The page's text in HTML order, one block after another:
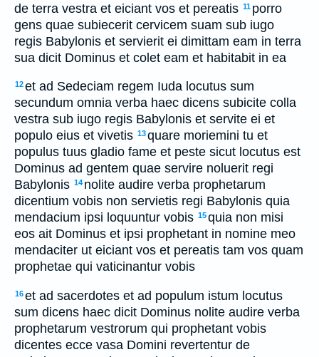
de terra vestra et eiciant vos et pereatis 11 porro
gens quae subiecerit cervicem suam sub iugo
regis Babylonis et servierit ei dimittam eam in terra
sua dicit Dominus et colet eam et habitabit in ea
12et ad Sedeciam regem Iuda locutus sum
secundum omnia verba haec dicens subicite colla
vestra sub iugo regis Babylonis et servite ei et
populo eius et vivetis 13quare moriemini tu et
populus tuus gladio fame et peste sicut locutus est
Dominus ad gentem quae servire noluerit regi
Babylonis 14 nolite audire verba prophetarum
dicentium vobis non servietis regi Babylonis quia
mendacium ipsi loquuntur vobis 15quia non misi
eos ait Dominus et ipsi prophetant in nomine meo
mendaciter ut eiciant vos et pereatis tam vos quam
prophetae qui vaticinantur vobis
16et ad sacerdotes et ad populum istum locutus
sum dicens haec dicit Dominus nolite audire verba
prophetarum vestrorum qui prophetant vobis
dicentes ecce vasa Domini revertentur de